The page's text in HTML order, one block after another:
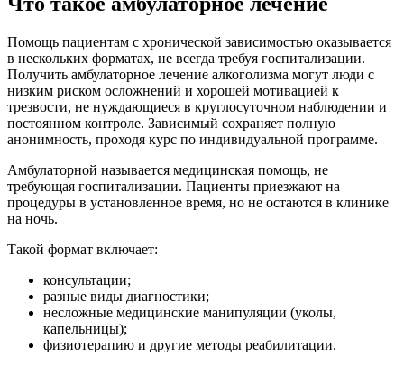
Помощь пациентам с хронической зависимостью оказывается
в нескольких форматах, не всегда требуя госпитализации.
Получить амбулаторное лечение алкоголизма могут люди с
низким риском осложнений и хорошей мотивацией к
трезвости, не нуждающиеся в круглосуточном наблюдении и
постоянном контроле. Зависимый сохраняет полную
анонимность, проходя курс по индивидуальной программе.
Амбулаторной называется медицинская помощь, не
требующая госпитализации. Пациенты приезжают на
процедуры в установленное время, но не остаются в клинике
на ночь.
Такой формат включает:
консультации;
разные виды диагностики;
несложные медицинские манипуляции (уколы,
капельницы);
физиотерапию и другие методы реабилитации.